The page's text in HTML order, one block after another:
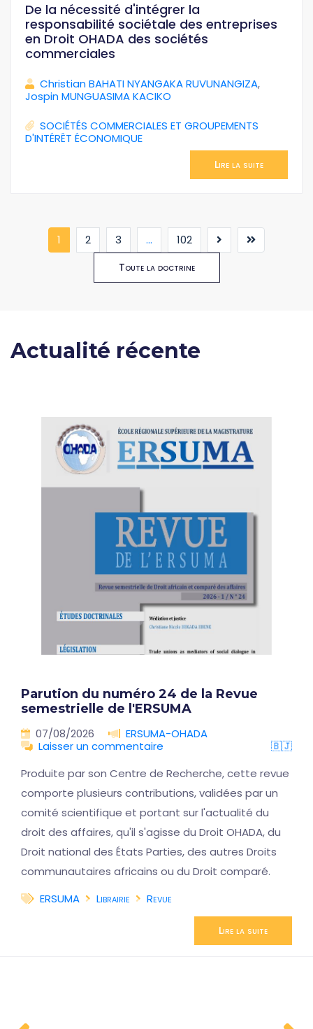
De la nécessité d'intégrer la
responsabilité sociétale des entreprises
en Droit OHADA des sociétés
commerciales
Christian BAHATI NYANGAKA RUVUNANGIZA,
Jospin MUNGUASIMA KACIKO
SOCIÉTÉS COMMERCIALES ET GROUPEMENTS
D'INTÉRÊT ÉCONOMIQUE
Lire la suite
1 (current)
2 3 ... 102
Toute la doctrine
Actualité récente
Parution du numéro 24 de la Revue
semestrielle de l'ERSUMA
07/08/2026
ERSUMA-OHADA
Laisser un commentaire
🇧🇯
Produite par son Centre de Recherche, cette revue
comporte plusieurs contributions, validées par un
comité scientifique et portant sur l'actualité du
droit des affaires, qu'il s'agisse du Droit OHADA, du
Droit national des États Parties, des autres Droits
communautaires africains ou du Droit comparé.
ERSUMA
Librairie Revue
Lire la suite